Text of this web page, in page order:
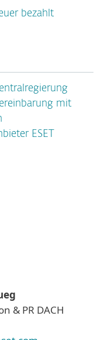
bezahlt
mit
ESET
& PR DACH